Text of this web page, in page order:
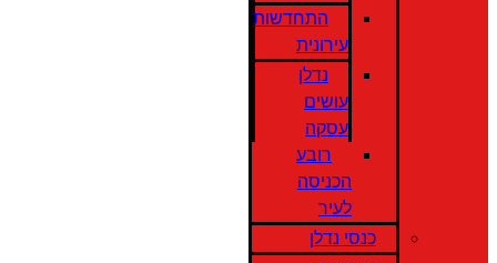
התחדשות
עירונית
נדלן
עושים
עסקה
רובע
הכניסה
לעיר
כנסי נדלן